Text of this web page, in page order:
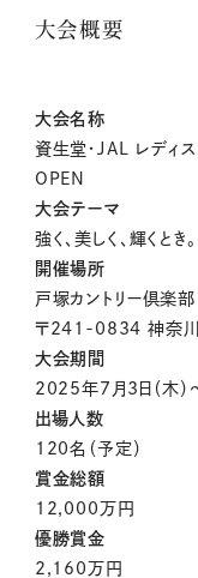
大会概要
大会名称
資生堂・JAL レディ
OPEN
大会テーマ
強く、美しく、輝くとき。
開催場所
戸塚カントリー倶楽
〒241-0834 神奈
大会期間
2025年7月3日（木）
出場人数
120名（予定）
賞金総額
12,000万円
優勝賞金
2,160万円